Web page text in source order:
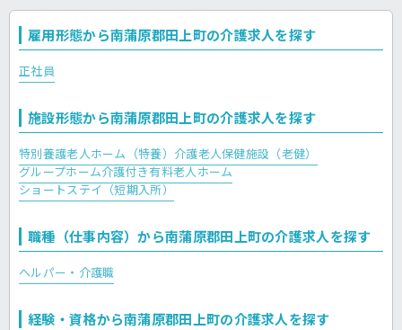
雇用形態から南蒲原郡田上町の介護求人を探す
正社員
施設形態から南蒲原郡田上町の介護求人を探す
特別養護老人ホーム（特養） 介護老人保健施設（老健）
グループホーム介護付き有料老人ホーム
ショートステイ（短期入所）
職種（仕事内容）から南蒲原郡田上町の介護求人を探す
ヘルパー・介護職
経験・資格から南蒲原郡田上町の介護求人を探す